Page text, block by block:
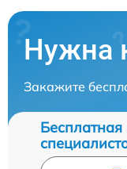
Нужна
Закажите
Бесплатная